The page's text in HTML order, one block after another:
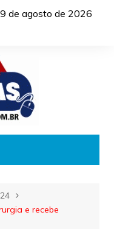
de agosto de 2026
24
e recebe